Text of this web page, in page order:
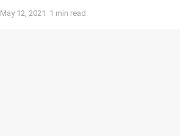
May 12, 2021 1 min read